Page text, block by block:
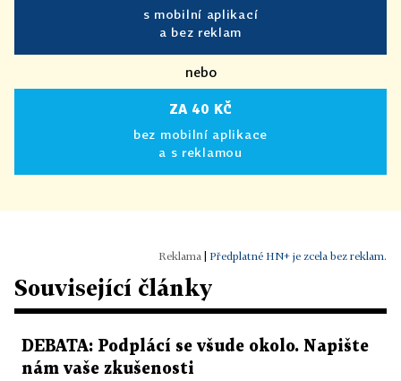
s mobilní aplikací
a bez reklam
nebo
ZA 40 KČ
bez mobilní aplikace
a s reklamou
Předplatné HN+ je zcela bez reklam.
Související články
DEBATA: Podplácí se všude okolo. Napište
nám vaše zkušenosti